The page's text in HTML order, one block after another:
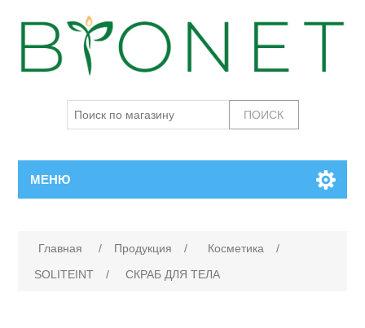
МЕНЮ
Главная / Продукция / Косметика
/
SOLITEINT
/ СКРАБ ДЛЯ ТЕЛА